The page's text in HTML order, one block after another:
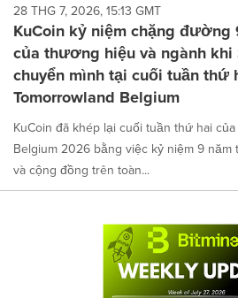
28 THG 7, 2026, 15:13 GMT
KuCoin kỷ niệm chặng đường
của thương hiệu và ngành khi
chuyển mình tại cuối tuần thứ
Tomorrowland Belgium
KuCoin đã khép lại cuối tuần thứ hai
Belgium 2026 bằng việc kỷ niệm 9 năm
và cộng đồng trên toàn...